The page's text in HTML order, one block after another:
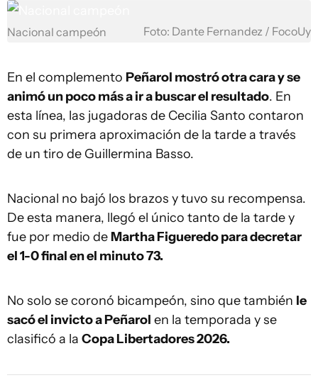
Nacional campeón Foto: Dante Fernandez / FocoUy
En el complemento Peñarol mostró otra cara y se
animó un poco más a ir a buscar el resultado. En
esta línea, las jugadoras de Cecilia Santo contaron
con su primera aproximación de la tarde a través
de un tiro de Guillermina Basso.
Nacional no bajó los brazos y tuvo su recompensa.
De esta manera, llegó el único tanto de la tarde y
fue por medio de Martha Figueredo para decretar
el 1-0 final en el minuto 73.
No solo se coronó bicampeón, sino que también le
sacó el invicto a Peñarol en la temporada y se
clasificó a la Copa Libertadores 2026.